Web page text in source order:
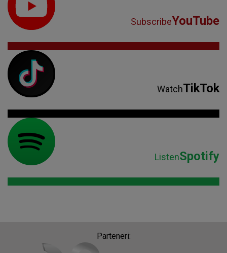
SubscribeYouTube
WatchTikTok
ListenSpotify
Parteneri: